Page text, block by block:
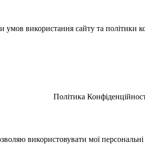
використання сайту та політики
Політика
використовувати мої персональні